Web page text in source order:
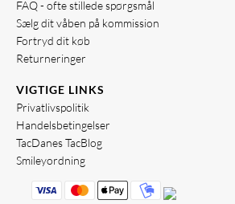
FAQ - ofte stillede spørgsmål
Sælg dit våben på kommission
Fortryd dit køb
Returneringer
VIGTIGE LINKS
Privatlivspolitik
Handelsbetingelser
TacDanes TacBlog
Smileyordning